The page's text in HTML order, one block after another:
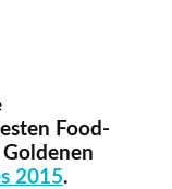
Food-
Goldenen
2015.